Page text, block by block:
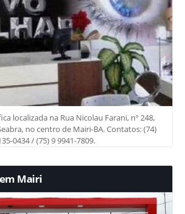
localizada na Rua Nicolau Farani, nº 248,
no centro de Mairi-BA. Contatos: (74)
0434 / (75) 9 9941-7809.
Mairi